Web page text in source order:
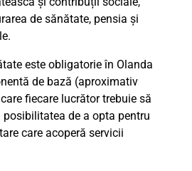
de sănătate, pensia și
este obligatorie în Olanda
de bază (aproximativ
fiecare lucrător trebuie să
de a opta pentru
care acoperă servicii